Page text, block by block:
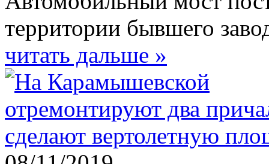
территории бывшего
читать дальше »